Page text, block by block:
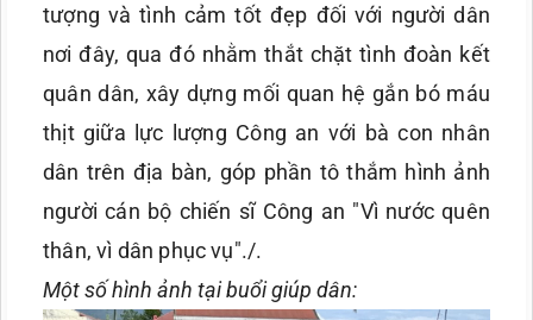
tượng và tình cảm tốt đẹp đối với người dân
nơi đây, qua đó nhằm thắt chặt tình đoàn kết
quân dân, xây dựng mối quan hệ gắn bó máu
thịt giữa lực lượng Công an với bà con nhân
dân trên địa bàn, góp phần tô thắm hình ảnh
người cán bộ chiến sĩ Công an "Vì nước quên
thân, vì dân phục vụ"./.
Một số hình ảnh tại buổi giúp dân: